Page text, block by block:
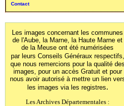
Contact
Les images concernant les communes
de l'Aube, la Marne, la Haute Marne et
de la Meuse ont été numérisées
par leurs Conseils Généraux respectifs,
que nous remercions pour la qualité des
images, pour un accès Gratuit et pour
nous avoir autorisé à mettre un lien
les images via les registres.
Les Archives Départementales :